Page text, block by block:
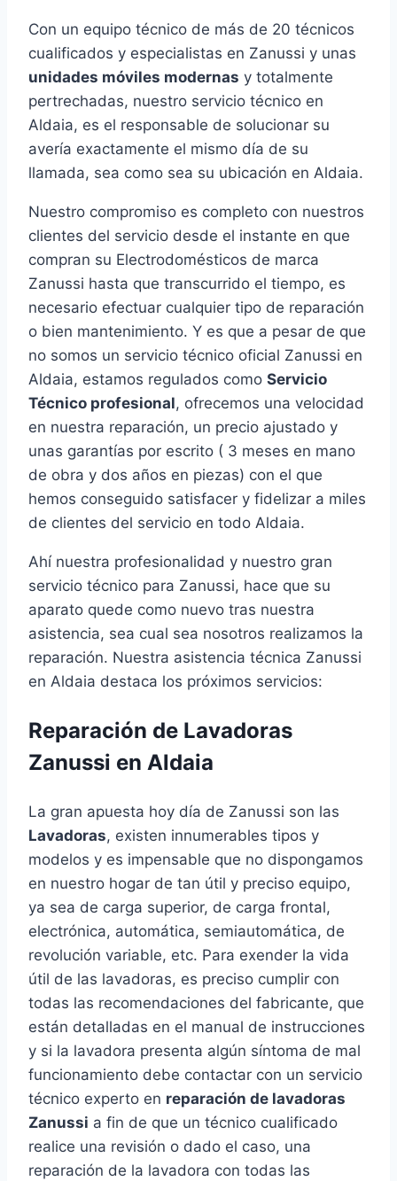
Con un equipo técnico de más de 20 técnicos
cualificados y especialistas en Zanussi y unas
unidades móviles modernas y totalmente
pertrechadas, nuestro servicio técnico en
Aldaia, es el responsable de solucionar su
avería exactamente el mismo día de su
llamada, sea como sea su ubicación en Aldaia.
Nuestro compromiso es completo con nuestros
clientes del servicio desde el instante en que
compran su Electrodomésticos de marca
Zanussi hasta que transcurrido el tiempo, es
necesario efectuar cualquier tipo de reparación
o bien mantenimiento. Y es que a pesar de que
no somos un servicio técnico oficial Zanussi en
Aldaia, estamos regulados como Servicio
Técnico profesional, ofrecemos una velocidad
en nuestra reparación, un precio ajustado y
unas garantías por escrito ( 3 meses en mano
de obra y dos años en piezas) con el que
hemos conseguido satisfacer y fidelizar a miles
de clientes del servicio en todo Aldaia.
Ahí nuestra profesionalidad y nuestro gran
servicio técnico para Zanussi, hace que su
aparato quede como nuevo tras nuestra
asistencia, sea cual sea nosotros realizamos la
reparación. Nuestra asistencia técnica Zanussi
en Aldaia destaca los próximos servicios:
Reparación de Lavadoras
Zanussi en Aldaia
La gran apuesta hoy día de Zanussi son las
Lavadoras, existen innumerables tipos y
modelos y es impensable que no dispongamos
en nuestro hogar de tan útil y preciso equipo,
ya sea de carga superior, de carga frontal,
electrónica, automática, semiautomática, de
revolución variable, etc. Para exender la vida
útil de las lavadoras, es preciso cumplir con
todas las recomendaciones del fabricante, que
están detalladas en el manual de instrucciones
y si la lavadora presenta algún síntoma de mal
funcionamiento debe contactar con un servicio
técnico experto en reparación de lavadoras
Zanussi a fin de que un técnico cualificado
realice una revisión o dado el caso, una
reparación de la lavadora con todas las